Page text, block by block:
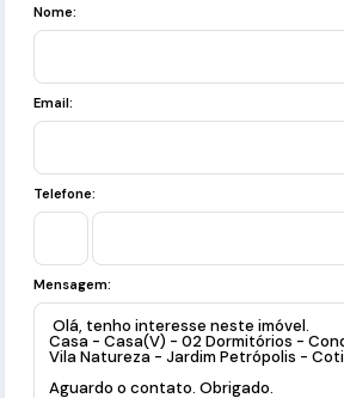
Nome:
Email:
Telefone:
Mensagem: